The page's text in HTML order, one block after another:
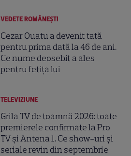
VEDETE ROMÂNEŞTI
Cezar Ouatu a devenit tată
pentru prima dată la 46 de ani.
Ce nume deosebit a ales
pentru fetița lui
TELEVIZIUNE
Grila TV de toamnă 2026: toate
premierele confirmate la Pro
TV și Antena 1. Ce show-uri și
seriale revin din septembrie